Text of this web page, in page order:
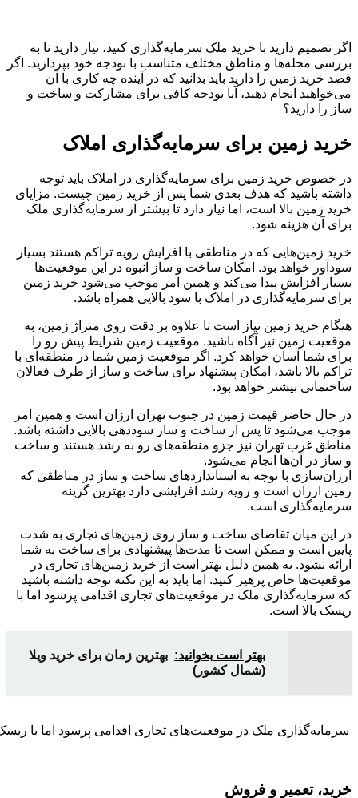
اگر تصمیم دارید با خرید ملک سرمایه‌گذاری کنید، نیاز دارید تا به
بررسی محله‌ها و مناطق مختلف متناسب با بودجه خود بپردازید. اگر
قصد خرید زمین را دارید باید بدانید که در آینده چه کاری با آن
می‌خواهید انجام دهید، آیا بودجه کافی برای مشارکت و ساخت و
ساز را دارید؟
خرید زمین برای سرمایه‌گذاری املاک
در خصوص خرید زمین برای سرمایه‌گذاری در املاک باید توجه
داشته باشید که هدف بعدی شما پس از خرید زمین چیست. مزایای
خرید زمین بالا است، اما نیاز دارد تا بیشتر از سرمایه‌گذاری ملک
برای آن هزینه شود.
خرید زمین‌هایی که در مناطقی با افزایش رویه تراکم هستند بسیار
سودآور خواهد بود. امکان ساخت و ساز انبوه در این موقعیت‌ها
بسیار افزایش پیدا می‌کند و همین امر موجب می‌شود خرید زمین
برای سرمایه‌گذاری در املاک با سود بالایی همراه باشد.
هنگام خرید زمین نیاز است تا علاوه بر دقت روی متراژ زمین، به
موقعیت زمین نیز آگاه باشید. موقعیت زمین شرایط پیش رو را
برای شما آسان خواهد کرد. اگر موقعیت زمین شما در منطقه‌ای با
تراکم بالا باشد، امکان پیشنهاد برای ساخت و ساز از طرف فعالان
ساختمانی بیشتر خواهد بود.
در حال حاضر قیمت زمین در جنوب تهران ارزان است و همین امر
موجب می‌شود تا پس از ساخت و ساز سوددهی بالایی داشته باشد.
مناطق غرب تهران نیز جزو منطقه‌های رو به رشد هستند و ساخت
و ساز در آن‌ها انجام می‌شود.
ارزان‌سازی با توجه به استانداردهای ساخت و ساز در مناطقی که
زمین ارزان است و رویه رشد افزایشی دارد بهترین گزینه
سرمایه‌گذاری است.
در این میان تقاضای ساخت و ساز روی زمین‌های تجاری به شدت
پایین است و ممکن است تا مدت‌ها پیشنهادی برای ساخت به شما
ارائه نشود. به همین دلیل بهتر است از خرید زمین‌های تجاری در
موقعیت‌ها خاص پرهیز کنید. اما باید به این نکته توجه داشته باشید
که سرمایه‌گذاری ملک در موقعیت‌های تجاری اقدامی پرسود اما با
ریسک بالا است.
بهتر است بخوانید: بهترین زمان برای خرید ویلا
(شمال کشور)
سرمایه‌گذاری ملک در موقعیت‌های تجاری اقدامی پرسود اما با
خرید، تعمیر و فروش